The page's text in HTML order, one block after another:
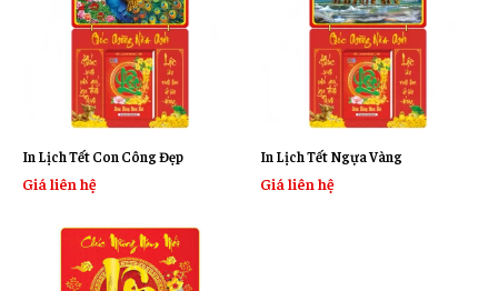
In Lịch Tết Con Công Đẹp
Giá liên hệ
In Lịch Tết Ngựa Vàng
Giá liên hệ